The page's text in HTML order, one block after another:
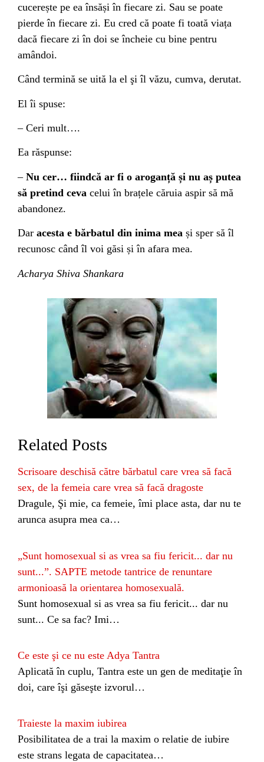
cucerește pe ea însăși în fiecare zi. Sau se poate
pierde în fiecare zi. Eu cred că poate fi toată viața
dacă fiecare zi în doi se încheie cu bine pentru
amândoi.
Când termină se uită la el şi îl văzu, cumva, derutat.
El îi spuse:
– Ceri mult….
Ea răspunse:
– Nu cer… fiindcă ar fi o aroganță și nu aș putea
să pretind ceva celui în brațele căruia aspir să mă
abandonez.
Dar acesta e bărbatul din inima mea și sper să îl
recunosc când îl voi găsi și în afara mea.
Acharya Shiva Shankara
Related Posts
Scrisoare deschisă către bărbatul care vrea să facă
sex, de la femeia care vrea să facă dragoste
Dragule, Şi mie, ca femeie, îmi place asta, dar nu te
arunca asupra mea ca…
„Sunt homosexual si as vrea sa fiu fericit... dar nu
sunt...”. SAPTE metode tantrice de renuntare
armonioasă la orientarea homosexuală.
Sunt homosexual si as vrea sa fiu fericit... dar nu
sunt... Ce sa fac? Imi…
Ce este şi ce nu este Adya Tantra
Aplicată în cuplu, Tantra este un gen de meditaţie în
doi, care îşi găseşte izvorul…
Traieste la maxim iubirea
Posibilitatea de a trai la maxim o relatie de iubire
este strans legata de capacitatea…